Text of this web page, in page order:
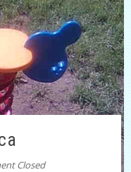
Closed